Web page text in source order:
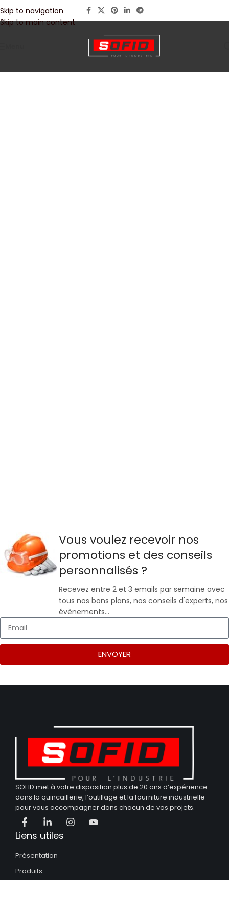
Skip to navigation
Skip to main content
Vous voulez recevoir nos
promotions et des conseils
personnalisés ?
Recevez entre 2 et 3 emails par semaine avec
tous nos bons plans, nos conseils d'experts, nos
évènements…
ENVOYER
SOFID met à votre disposition plus de 20 ans d’expérience
dans la quincaillerie, l’outillage et la fourniture industrielle
pour vous accompagner dans chacun de vos projets.
Liens utiles
Présentation
Produits